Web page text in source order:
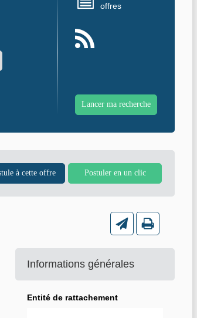
offres
Informations générales
Entité de rattachement